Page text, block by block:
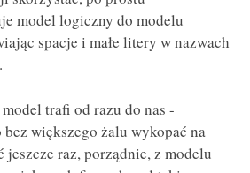
model logiczny do modelu
spacje i małe litery w nazwach
trafi od razu do nas -
bez większego żalu wykopać na
raz, porządnie, z modelu